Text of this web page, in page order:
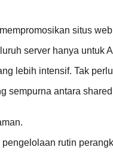
situs
server hanya
lebih intensif. Tak
sempurna antara
rutin